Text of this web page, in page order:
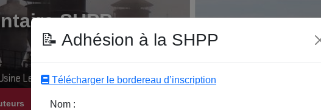
SHPP
Editeurs
📝 Adhésion à la SHPP
Télécharger le bordereau d’inscription
Nom :